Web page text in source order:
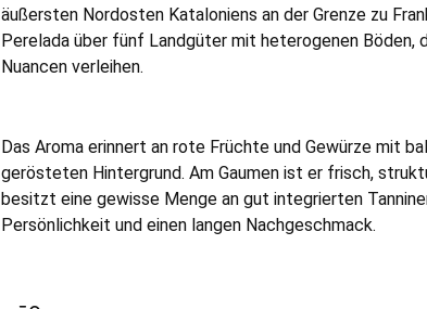
äußersten Nordosten Kataloniens an der Grenze zu
Perelada über fünf Landgüter mit heterogenen Böden,
Nuancen verleihen.
Das Aroma erinnert an rote Früchte und Gewürze mit
gerösteten Hintergrund. Am Gaumen ist er frisch,
besitzt eine gewisse Menge an gut integrierten
Persönlichkeit und einen langen Nachgeschmack.